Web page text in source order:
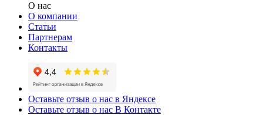
О нас
О компании
Статьи
Партнерам
Контакты
Оставьте отзыв о нас в Яндексе
Оставьте отзыв о нас В Контакте